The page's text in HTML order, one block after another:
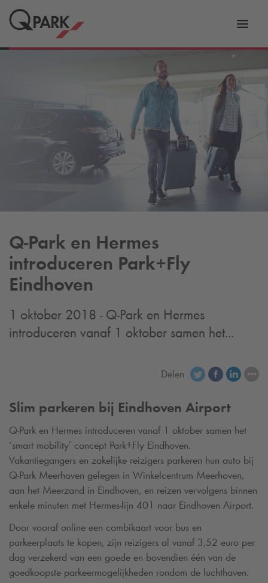
Q-Park en Hermes
introduceren Park+Fly
Eindhoven
1 oktober 2018 - Q-Park en Hermes
introduceren vanaf 1 oktober samen het...
Delen
Slim parkeren bij Eindhoven Airport
Q-Park en Hermes introduceren vanaf 1 oktober samen het
‘smart mobility’ concept Park+Fly Eindhoven.
Vakantiegangers en zakelijke reizigers parkeren hun auto bij
Q-Park Meerhoven gelegen in Winkelcentrum Meerhoven,
aan het Meerzand in Eindhoven, en reizen vervolgens binnen
enkele minuten met Hermes-lijn 401 naar Eindhoven Airport.
Door vooraf online een combikaart voor bus en
parkeerplaats te kopen, zijn reizigers al vanaf 3,52 euro per
dag verzekerd van een goede en bovendien één van de
goedkoopste parkeermogelijkheden rondom de luchthaven.